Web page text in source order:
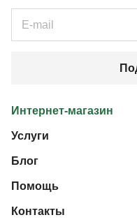
Интернет-магазин
Услуги
Блог
Помощь
Контакты